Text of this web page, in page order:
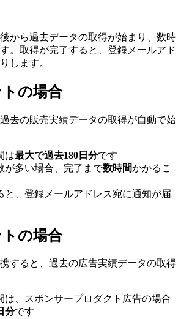
から過去データの取得が始まり、数時
。取得が完了すると、登録メールアド
します。
の場合
去の販売実績データの取得が自動で始
は最大で過去180日分です
が多い場合、完了まで数時間かかるこ
と、登録メールアドレス宛に通知が届
の場合
すると、過去の広告実績データの取得
は、スポンサープロダクト広告の場合
分です